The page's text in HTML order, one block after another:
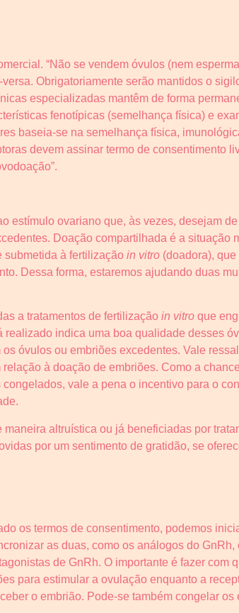
“Não se vendem óvulos (nem
Obrigatoriamente serão mantidos o
especializadas mantêm de forma
fenotípicas (semelhança física) e
baseia-se na semelhança física,
devem assinar termo de consentimento
estímulo ovariano que, às vezes, desejam de
Doação compartilhada é a situação
submetida à fertilização in vitro (doadora), que
Dessa forma, estaremos ajudando duas
a tratamentos de fertilização in vitro que
indica uma boa qualidade desses
óvulos ou embriões excedentes. Vale
à doação de embriões. Como a
vale a pena o incentivo para o
altruística ou já beneficiadas por
por um sentimento de gratidão, se
os termos de consentimento, podemos
as duas, como os análogos do GnRh,
de GnRh. O importante é fazer com
para estimular a ovulação enquanto a
o embrião. Pode-se também congelar os